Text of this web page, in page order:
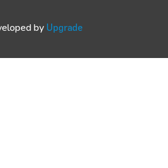
by Upgrade